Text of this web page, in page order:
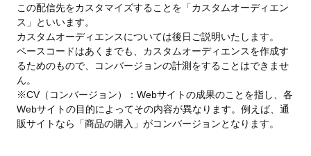
この配信先をカスタマイズすることを「カスタムオーディエン
ス」といいます。
カスタムオーディエンスについては後日ご説明いたします。
ベースコードはあくまでも、カスタムオーディエンスを作成す
るためのもので、コンバージョンの計測をすることはできませ
ん。
※CV（コンバージョン）：Webサイトの成果のことを指し、各
Webサイトの目的によってその内容が異なります。例えば、通
販サイトなら「商品の購入」がコンバージョンとなります。